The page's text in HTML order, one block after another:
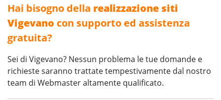
Hai bisogno della realizzazione siti
Vigevano con supporto ed assistenza
gratuita?
Sei di Vigevano? Nessun problema le tue domande e
richieste saranno trattate tempestivamente dal nostro
team di Webmaster altamente qualificato.